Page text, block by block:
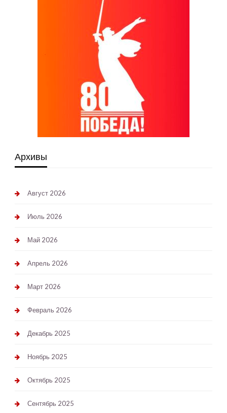
Архивы
Август 2026
Июль 2026
Май 2026
Апрель 2026
Март 2026
Февраль 2026
Декабрь 2025
Ноябрь 2025
Октябрь 2025
Сентябрь 2025